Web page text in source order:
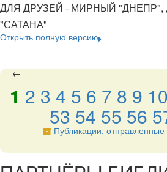
ДЛЯ ДРУЗЕЙ - МИРНЫЙ "ДНЕПР",
"САТАНА"
Открыть полную версию
←
1 2 3 4 5 6 7 8 9 10
53 54 55 56
Публикации, отправленные